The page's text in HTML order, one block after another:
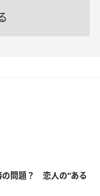
問題？ 恋人の“ある